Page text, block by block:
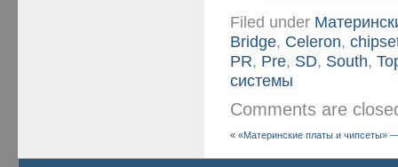
Filed under
Bridge, Celeron,
PR, Pre, SD, South,
системы
Comments are
««Материнские платы и чипсеты»